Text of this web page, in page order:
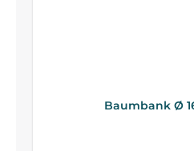
Baumbank Ø